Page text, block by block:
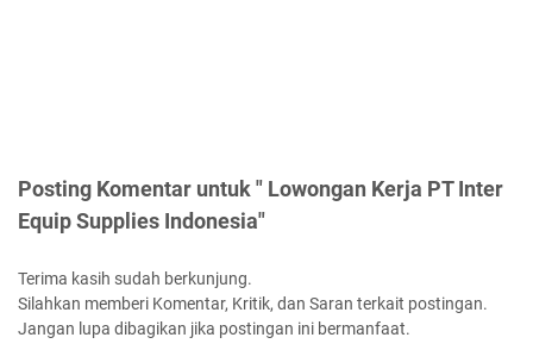
Posting Komentar untuk " Lowongan Kerja PT Inter
Equip Supplies Indonesia"
Terima kasih sudah berkunjung.
Silahkan memberi Komentar, Kritik, dan Saran terkait postingan.
Jangan lupa dibagikan jika postingan ini bermanfaat.